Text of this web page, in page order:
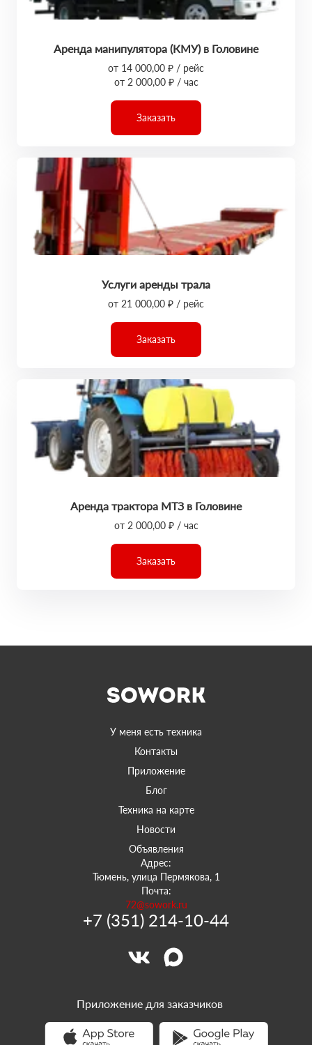
Аренда манипулятора (КМУ) в Головине
от 14 000,00 ₽ / рейс
от 2 000,00 ₽ / час
Заказать
Услуги аренды трала
от 21 000,00 ₽ / рейс
Заказать
Аренда трактора МТЗ в Головине
от 2 000,00 ₽ / час
Заказать
У меня есть техника
Контакты
Приложение
Блог
Техника на карте
Новости
Объявления
Адрес:
Тюмень, улица Пермякова, 1
Почта:
72@sowork.ru
+7 (351) 214-10-44
Приложение для заказчиков